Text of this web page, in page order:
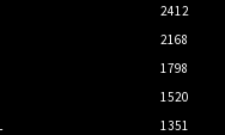
2412
2168
1798
1520
1351